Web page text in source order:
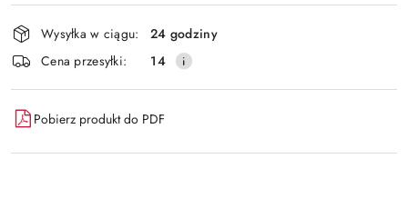
Wyślij
Dostępność
i
dostawa
Wysyłka w ciągu:
24 godziny
Cena przesyłki:
14
Pobierz produkt do PDF